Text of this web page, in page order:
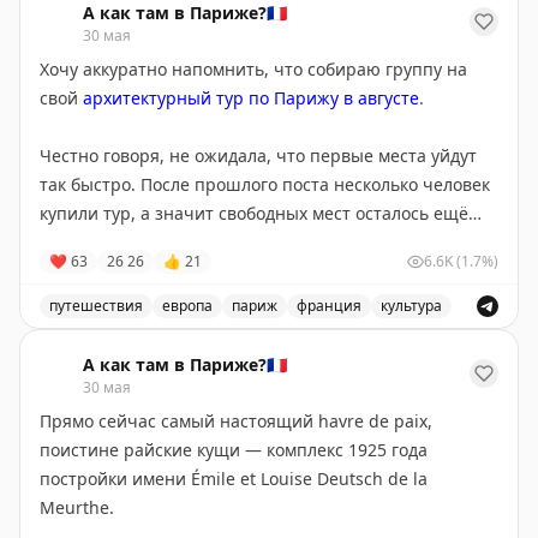
умирают от 40-градусной жары.
•Ухаживания французов
Девушки из постсоветских стран мечтают выйти
скупости, инфантильности, неумении банально
забить гвоздь и отсутствии галантности. Если вы
таете от романтичной лапши, навешанной на уши,
этом они гении.
•Кофе и сигареты
Фильм Джима Джармуша будто снят про Париж. Да и
близость с Италией вроде обязывает. Но нет: во
Франции невкусный кофе, здесь не умеют его
готовить. Если хочется вкусный латте, идите в
хипстерские кафе,благо их становится все больше
только в крупных городах.
А как там в Париже?🇫🇷
30 мая
Хочу аккуратно напомнить, что собираю группу на
свой архитектурный тур по Парижу в августе.
Честно говоря, не ожидала, что первые места уйдут
так быстро. После прошлого поста несколько человек
купили тур, а значит свободных мест осталось ещё
И это неудивительно. Мы покажем не просто Париж,
а тот город, который обычно остаётся скрытым даже
от парижан. Закрытые интерьеры, частные дома,
редкие пространства, модернистские шедевры и
истории, которые невозможно найти ни в одном
путеводителе.
По сути, 5 дней вы будете гулять по Парижу вместе с
❤ 63 2626 👍 21 6.6K(1.7%)
путешествия европа париж франция культура
А как там в Париже?🇫🇷
30 мая
Прямо сейчас самый настоящий havre de paix,
поистине райские кущи — комплекс 1925 года
постройки имени Émile et Louise Deutsch de la
Meurthe.